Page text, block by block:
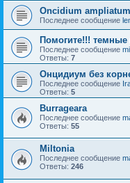
Oncidium ampliatum
Последнее сообщение
Помогите!!! темные
Последнее сообщение
Ответы: 7
Онцидиум без
Последнее сообщение
Ответы: 5
Burrageara
Последнее сообщение
Ответы: 55
Miltonia
Последнее сообщение
Ответы: 246